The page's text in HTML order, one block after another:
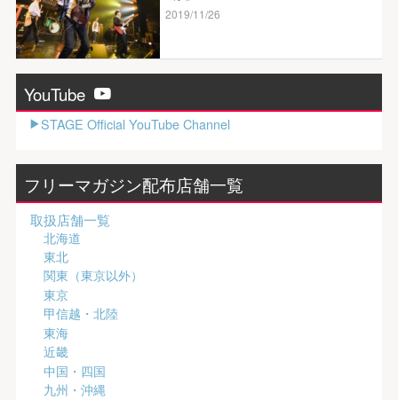
2019/11/26
YouTube
STAGE Official YouTube Channel
フリーマガジン配布店舗一覧
取扱店舗一覧
北海道
東北
関東（東京以外）
東京
甲信越・北陸
東海
近畿
中国・四国
九州・沖縄